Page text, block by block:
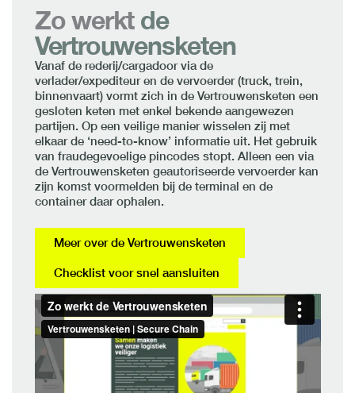
Zo werkt de
Vertrouwensketen
Vanaf de rederij/cargadoor via de
verlader/expediteur en de vervoerder (truck, trein,
binnenvaart) vormt zich in de Vertrouwensketen een
gesloten keten met enkel bekende aangewezen
partijen. Op een veilige manier wisselen zij met
elkaar de ‘need-to-know’ informatie uit. Het gebruik
van fraudegevoelige pincodes stopt. Alleen een via
de Vertrouwensketen geautoriseerde vervoerder kan
zijn komst voormelden bij de terminal en de
container daar ophalen.
Meer over de Vertrouwensketen
Checklist voor snel aansluiten